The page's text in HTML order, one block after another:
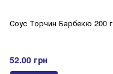
Соус Торчин Барбекю 200 г
52.00 грн